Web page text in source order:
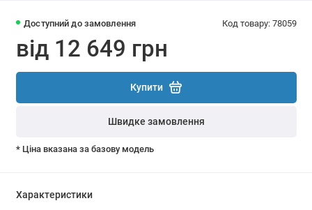
Доступний до замовлення Код товару: 78059
від 12 649 грн
Купити
Швидке замовлення
* Ціна вказана за базову модель
Характеристики